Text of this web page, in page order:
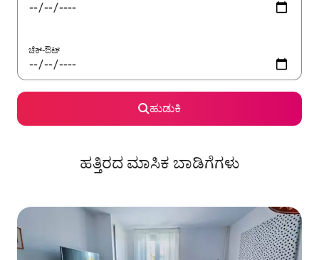
ಚೆಕ್-ಔಟ್
ಹುಡುಕಿ
ಹತ್ತಿರದ ಮಾಸಿಕ ಬಾಡಿಗೆಗಳು